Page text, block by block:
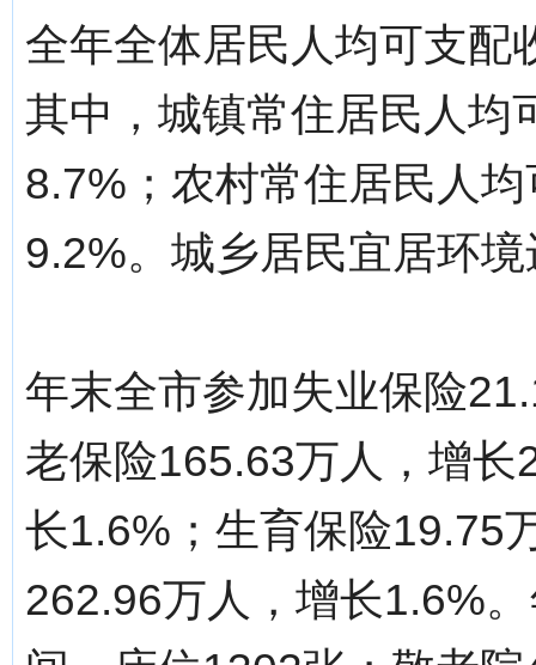
全年全体居民人均可支配
其中，城镇常住居民人均
8.7%；农村常住居民人
9.2%。城乡居民宜居环
年末全市参加失业保险
老保险165.63万人，增
长1.6%；生育保险19.75
262.96万人，增长1.6%